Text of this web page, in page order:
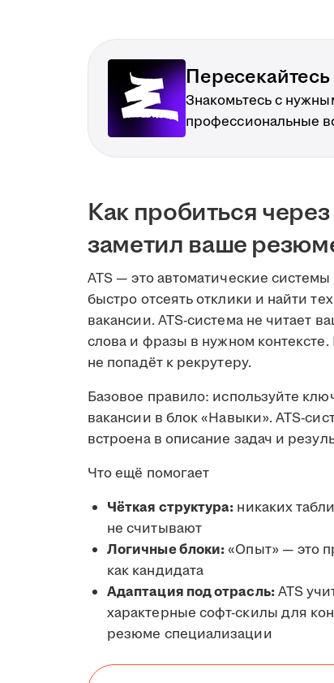
Знакомьтесь с
профессиональные
Как пробиться
заметил ваше
ATS — это автоматические
быстро отсеять отклики и найти
вакансии. ATS-система не читает
слова и фразы в нужном
не попадёт к рекрутеру.
Базовое правило: используйте
вакансии в блок «Навыки». ATS-
встроена в описание задач и
Что ещё помогает
Чёткая структура: никаких
не считывают
Логичные блоки:«Опыт» — это
как кандидата
Адаптация под отрасль:ATS
характерные софт-скилы для
резюме специализации